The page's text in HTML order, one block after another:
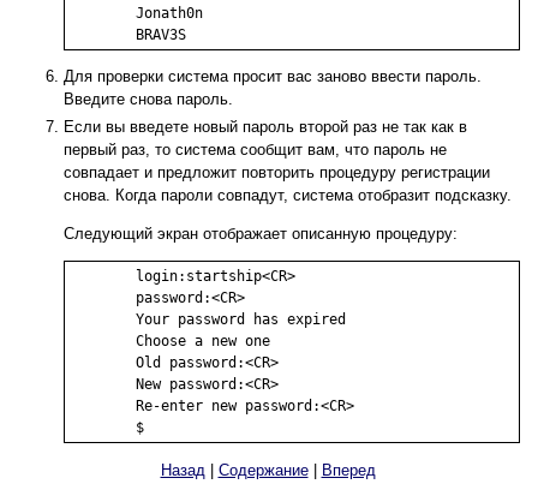
        Jonath0n
        BRAV3S
Для проверки система просит вас заново ввести пароль.
Введите снова пароль.
Если вы введете новый пароль второй раз не так как в
первый раз, то система сообщит вам, что пароль не
совпадает и предложит повторить процедуру регистрации
снова. Когда пароли совпадут, система отобразит подсказку.
Следующий экран отображает описанную процедуру:
        password:<CR>
        Your password has expired
        Choose a new one
        Old password:<CR>
        New password:<CR>
        Re-enter new password:<CR>
        $
Назад| Содержание| Вперед